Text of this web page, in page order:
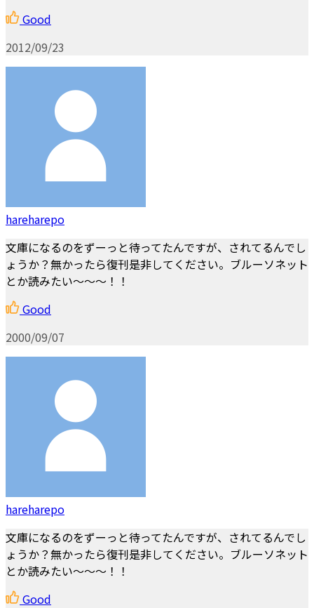
Good
2012/09/23
hareharepo
文庫になるのをずーっと待ってたんですが、されてるんでし
ょうか？無かったら復刊是非してください。ブルーソネット
とか読みたい～～～！！
Good
2000/09/07
hareharepo
文庫になるのをずーっと待ってたんですが、されてるんでし
ょうか？無かったら復刊是非してください。ブルーソネット
とか読みたい～～～！！
Good